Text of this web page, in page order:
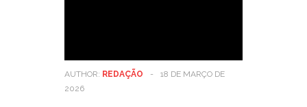
AUTHOR: REDAÇÃO -
18 DE MARÇO DE
2026